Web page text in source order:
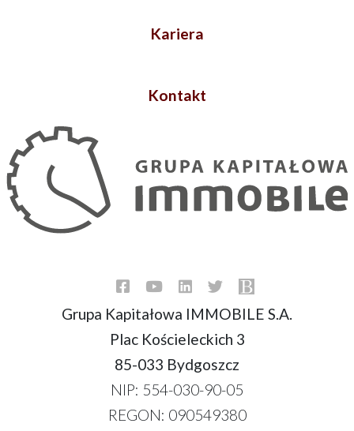
Kariera
Kontakt
Grupa Kapitałowa IMMOBILE S.A.
Plac Kościeleckich 3
85-033 Bydgoszcz
NIP: 554-030-90-05
REGON: 090549380